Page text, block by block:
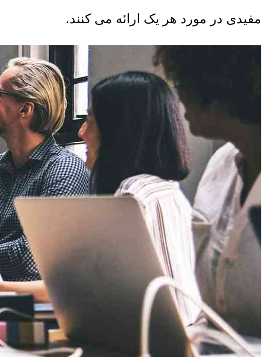
مفیدی در مورد هر یک ارائه می کنند.